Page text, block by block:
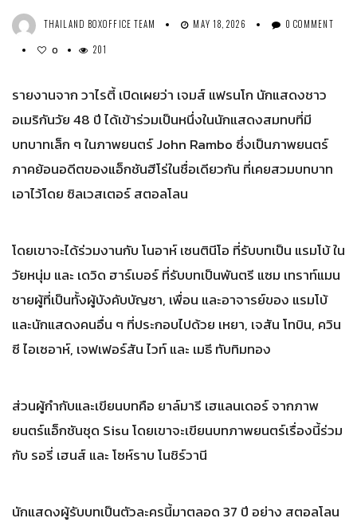
THAILAND BOXOFFICE TEAM MAY 18, 2026 0 COMMENT
0 201
รายงานจาก วาไรตี้ เปิดเผยว่า เจมส์ แฟรนโก นักแสดงชาว
อเมริกันวัย 48 ปี ได้เข้าร่วมเป็นหนึ่งในนักแสดงสมทบที่มี
บทบาทเล็ก ๆ ในภาพยนตร์ John Rambo ซึ่งเป็นภาพยนตร์
ภาคย้อนอดีตของแอ็กชันฮีโร่ในชื่อเดียวกัน ที่เคยสวมบทบาท
เอาไว้โดย ซิลเวสเตอร์ สตอลโลน
โดยเขาจะได้ร่วมงานกับ โนอาห์ เซนตินีโอ ที่รับบทเป็น แรมโบ้ ใน
วัยหนุ่ม และ เดวิด ฮาร์เบอร์ ที่รับบทเป็นพันตรี แซม เทราท์แมน
ชายผู้ที่เป็นทั้งผู้บังคับบัญชา, เพื่อน และอาจารย์ของ แรมโบ้
และนักแสดงคนอื่น ๆ ที่ประกอบไปด้วย เหยา, เจสัน โทบิน, ควิน
ซี ไอเซอาห์, เจฟเฟอร์สัน ไวท์ และ เมธี ทับทิมทอง
ส่วนผู้กำกับและเขียนบทคือ ยาล์มารี เฮแลนเดอร์ จากภาพ
ยนตร์แอ็กชันชุด Sisu โดยเขาจะเขียนบทภาพยนตร์เรื่องนี้ร่วม
กับ รอรี่ เฮนส์ และ โซห์ราบ โนชิร์วานี
นักแสดงผู้รับบทเป็นตัวละครนี้มาตลอด 37 ปี อย่าง สตอลโลน